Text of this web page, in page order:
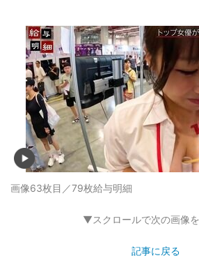
画像63枚目／79枚給与明細
▼スクロールで次の画像
記事に戻る